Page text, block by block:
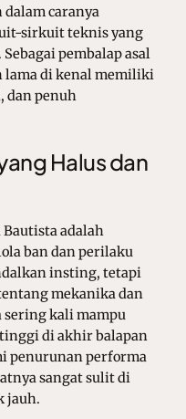
caranya
sirkuit teknis yang
pembalap asal
lama di kenal memiliki
dan penuh
Halus dan
adalah
ban dan perilaku
insting, tetapi
mekanika dan
sering kali mampu
di akhir balapan
penurunan performa
sangat sulit di
jauh.